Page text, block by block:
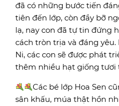
đã có những bước tiến
tiên đến lớp, còn đầy bỡ
lạ, nay con đã tự tin đứng
cách tròn trịa và đáng
Ni, các con sẽ được phát
thêm nhiều hạt giống tươi
Các bé lớp Hoa Sen
sân khấu, múa thật hồn